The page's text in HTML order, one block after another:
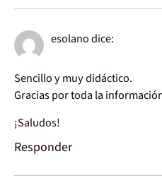
esolanodice:
Sencillo y muy didáctico.
Gracias por toda la
¡Saludos!
Responder